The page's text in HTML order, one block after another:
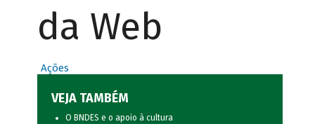
da Web
Ações
VEJA TAMBÉM
O BNDES e o apoio à cultura